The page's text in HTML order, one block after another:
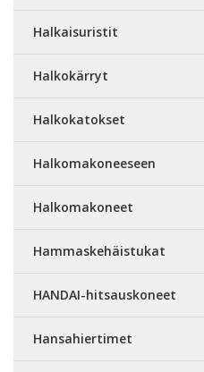
Halkaisuristit
Halkokärryt
Halkokatokset
Halkomakoneeseen
Halkomakoneet
Hammaskehäistukat
HANDAI-hitsauskoneet
Hansahiertimet